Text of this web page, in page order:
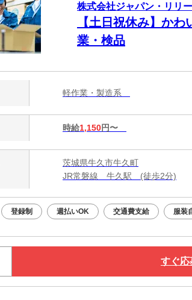
株式会社ジャパン・リリ
【土日祝休み】か
業・検品
軽作業・製造系
時給1,150円〜
茨城県牛久市牛久町
JR常磐線 牛久駅 (徒歩2分)
登録制 週払いOK 交通費支給 服装
すぐ応